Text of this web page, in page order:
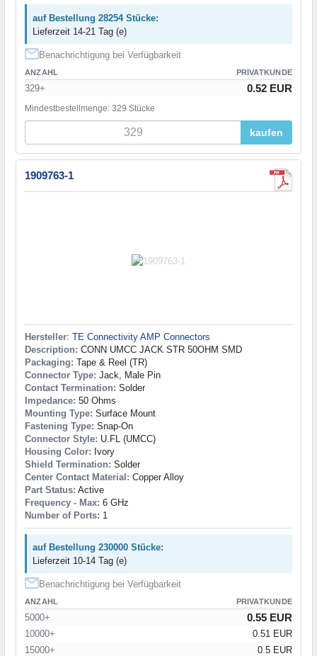
auf Bestellung 28254 Stücke:
Lieferzeit 14-21 Tag (e)
Benachrichtigung bei Verfügbarkeit
ANZAHL PRIVATKUNDE
329+ 0.52 EUR
Mindestbestellmenge: 329 Stücke
kaufen
1909763-1
Hersteller: TE Connectivity AMP Connectors
Description: CONN UMCC JACK STR 50OHM SMD
Packaging: Tape & Reel (TR)
Connector Type: Jack, Male Pin
Contact Termination: Solder
Impedance: 50 Ohms
Mounting Type: Surface Mount
Fastening Type: Snap-On
Connector Style: U.FL (UMCC)
Housing Color: Ivory
Shield Termination: Solder
Center Contact Material: Copper Alloy
Part Status: Active
Frequency - Max: 6 GHz
Number of Ports: 1
auf Bestellung 230000 Stücke:
Lieferzeit 10-14 Tag (e)
Benachrichtigung bei Verfügbarkeit
ANZAHL PRIVATKUNDE
5000+ 0.55 EUR
10000+
0.51 EUR
15000+
0.5 EUR